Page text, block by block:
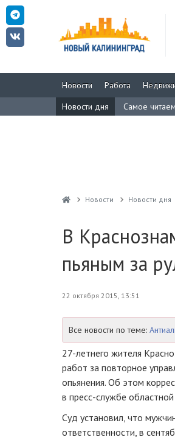
Новости Работа
Новости дня
Самое
Новости Новости дня
В
пьяным за
22 октября 2015, 13:51
Все новости по теме:
27-летнего жителя
работ за повторное
опьянения. Об этом
в пресс-службе областной
Суд установил, что
ответственности, в